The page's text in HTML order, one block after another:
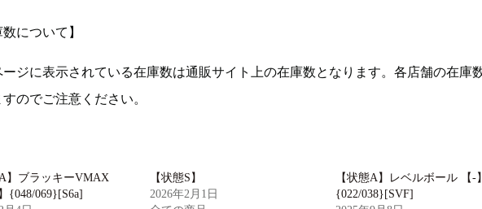
数について】
ージに表示されている在庫数は通販サイト上の在庫数となります。各店舗の在庫
のでご注意ください。
A】ブラッキーVMAX
】{048/069}[S6a]
【状態S】
2026年2月1日
【状態A】レベルボール 【-】
{022/038}[SVF]